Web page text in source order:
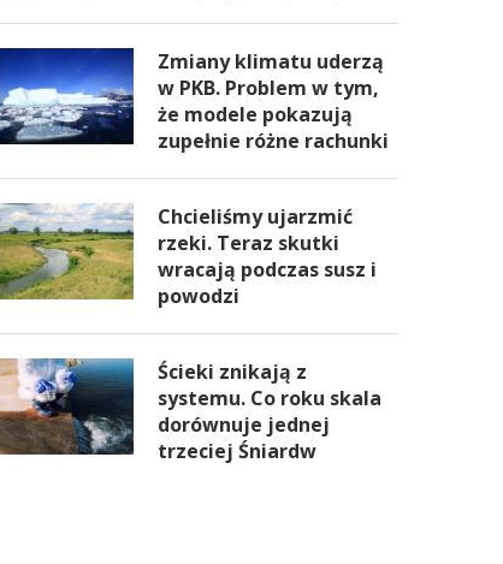
Zmiany klimatu uderzą
w PKB. Problem w tym,
że modele pokazują
zupełnie różne rachunki
Chcieliśmy ujarzmić
rzeki. Teraz skutki
wracają podczas susz i
powodzi
Ścieki znikają z
systemu. Co roku skala
dorównuje jednej
trzeciej Śniardw